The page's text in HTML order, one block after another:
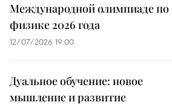
Международной олимпиаде по
физике 2026 года
12/07/2026 19:00
Дуальное обучение: новое
мышление и развитие